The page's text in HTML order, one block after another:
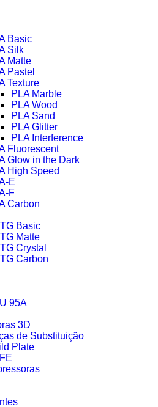
Basic
Silk
Matte
Pastel
Texture
PLA Marble
PLA Wood
PLA Sand
PLA Glitter
PLA Interference
Fluorescent
Glow in the Dark
High Speed
E
F
Carbon
Basic
Matte
Crystal
Carbon
95A
3D
de Substituição
Plate